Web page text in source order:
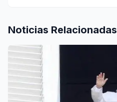
Noticias Relacionadas